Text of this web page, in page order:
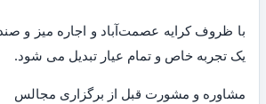
با ظروف کرایه عصمت‌آباد و اجاره میز و
یک تجربه خاص و تمام عیار تبدیل می شود.
مشاوره و مشورت قبل از برگزاری مجالس